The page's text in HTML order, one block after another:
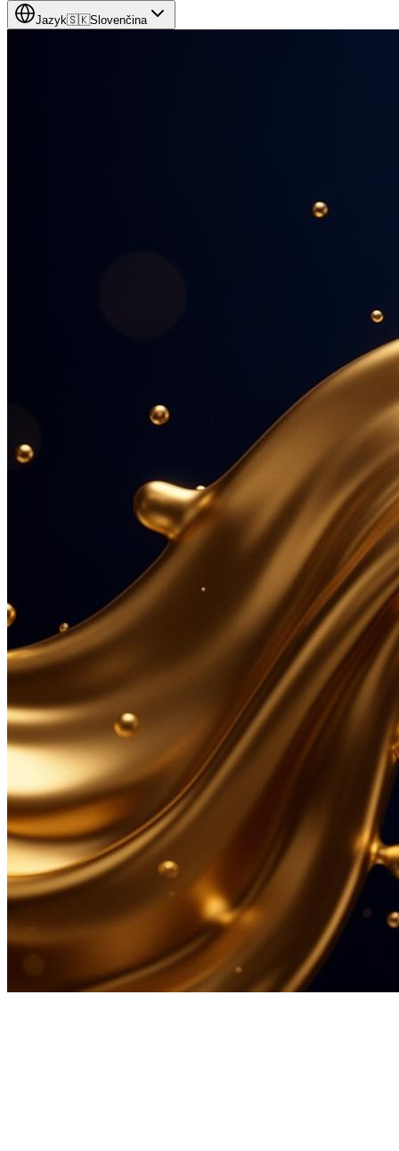
Jazyk🇸🇰Slovenčina